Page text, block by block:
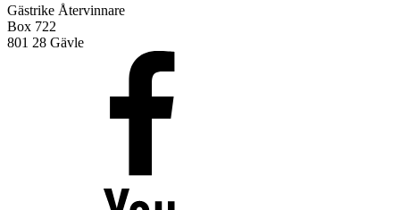
Gästrike Återvinnare
Box 722
801 28 Gävle